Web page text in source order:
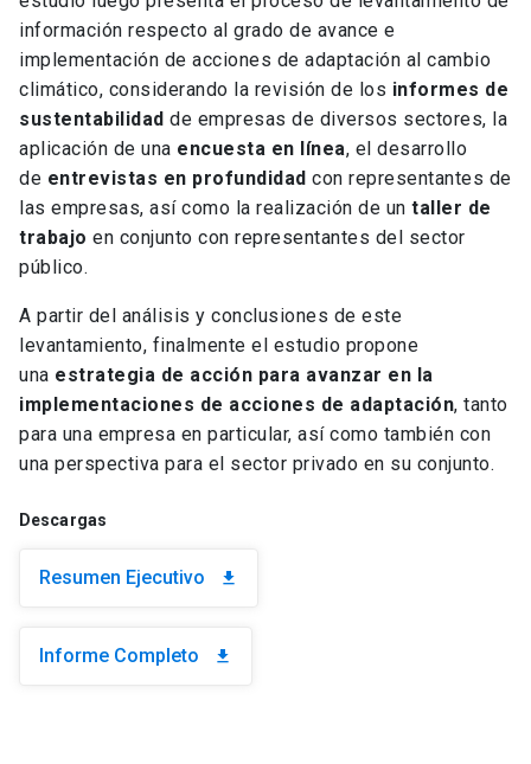
información respecto al grado de avance e
implementación de acciones de adaptación al cambio
climático, considerando la revisión de los informes de
sustentabilidad de empresas de diversos sectores, la
aplicación de una encuesta en línea, el desarrollo
de entrevistas en profundidad con representantes de
las empresas, así como la realización de un taller de
trabajo en conjunto con representantes del sector
público.
A partir del análisis y conclusiones de este
levantamiento, finalmente el estudio propone
una estrategia de acción para avanzar en la
implementaciones de acciones de adaptación, tanto
para una empresa en particular, así como también con
una perspectiva para el sector privado en su conjunto.
Descargas
Resumen Ejecutivo download
Informe Completo download